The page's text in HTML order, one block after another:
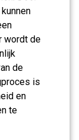
wordt de
de
is
en
te